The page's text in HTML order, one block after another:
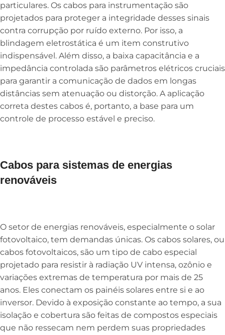
particulares. Os cabos para instrumentação são
projetados para proteger a integridade desses sinais
contra corrupção por ruído externo. Por isso, a
blindagem eletrostática é um item construtivo
indispensável. Além disso, a baixa capacitância e a
impedância controlada são parâmetros elétricos cruciais
para garantir a comunicação de dados em longas
distâncias sem atenuação ou distorção. A aplicação
correta destes cabos é, portanto, a base para um
controle de processo estável e preciso.
Cabos para sistemas de energias
renováveis
O setor de energias renováveis, especialmente o solar
fotovoltaico, tem demandas únicas. Os cabos solares, ou
cabos fotovoltaicos, são um tipo de cabo especial
projetado para resistir à radiação UV intensa, ozônio e
variações extremas de temperatura por mais de 25
anos. Eles conectam os painéis solares entre si e ao
inversor. Devido à exposição constante ao tempo, a sua
isolação e cobertura são feitas de compostos especiais
que não ressecam nem perdem suas propriedades